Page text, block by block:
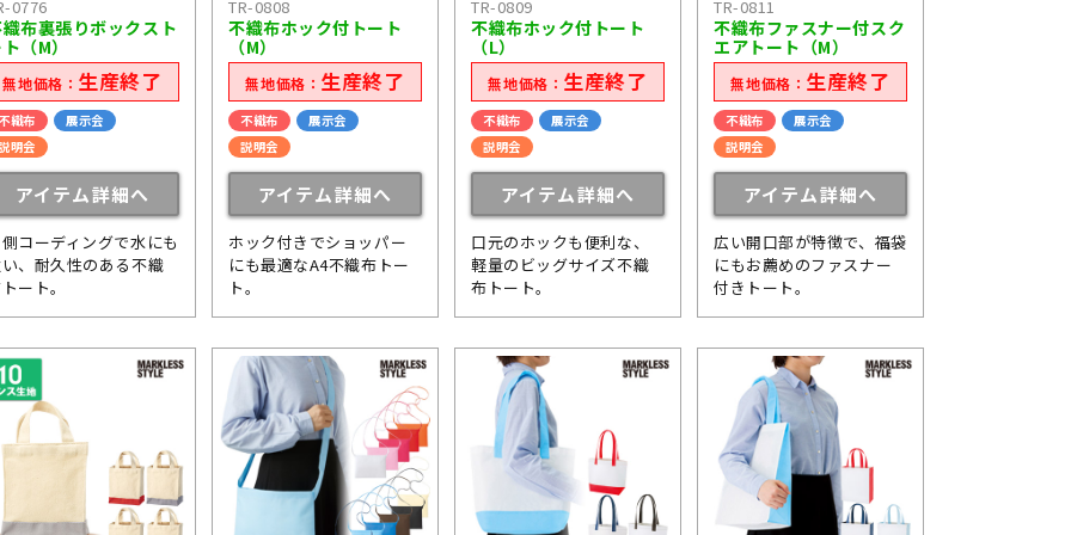
0776
布裏張りボックスト
（M）
無地価格： 生産終了
織布
展示会
明会
アイテム詳細へ
コーディングで水にも
、耐久性のある不織
ート。
TR-0808
不織布ホック付トート
（M）
無地価格： 生産終了
不織布
展示会
説明会
アイテム詳細へ
ホック付きでショッパー
にも最適なA4不織布トー
ト。
TR-0809
不織布ホック付トート
（L）
無地価格： 生産終了
不織布
展示会
説明会
アイテム詳細へ
口元のホックも便利な、
軽量のビッグサイズ不織
布トート。
TR-0811
不織布ファスナー付スク
エアトート（M）
無地価格： 生産終了
不織布
展示会
説明会
アイテム詳細へ
広い開口部が特徴で、福袋
にもお薦めのファスナー
付きトート。